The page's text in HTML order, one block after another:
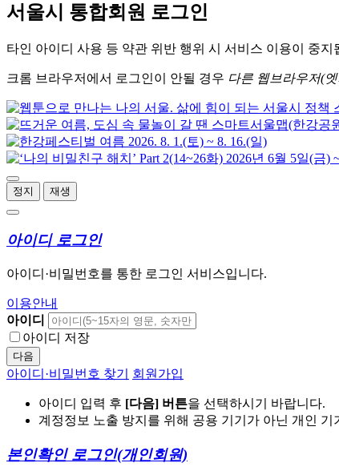
서울시 통합회원 로그인
타인 아이디 사용 등 약관 위반 행위 시 서비스 이용이 중지
크롬 브라우저에서 로그인이 안될 경우 다른 웹브라우저(
정지 재생
아이디 로그인
아이디·비밀번호를 통한 로그인 서비스입니다.
이용안내
아이디
아이디 저장
다음
아이디·비밀번호 찾기 회원가입
아이디 입력 후 [다음] 버튼을 선택하시기 바랍니다.
계정정보 노출 방지를 위해 공용 기기가 아닌 개인 기
본인확인 로그인(개인회원)